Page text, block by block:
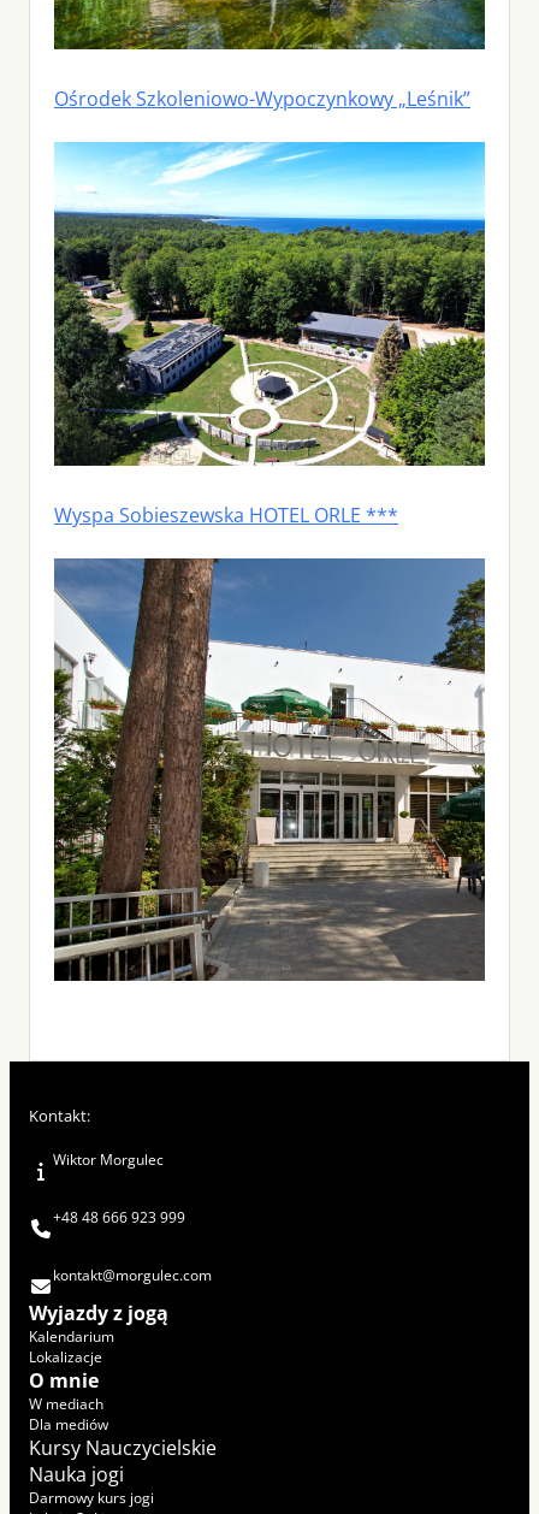
Ośrodek Szkoleniowo-Wypoczynkowy „Leśnik”
Wyspa Sobieszewska HOTEL ORLE ***
Kontakt:
Wiktor Morgulec
+48 48 666 923 999
kontakt@morgulec.com
Wyjazdy z jogą
Kalendarium
Lokalizacje
O mnie
W mediach
Dla mediów
Kursy Nauczycielskie
Nauka jogi
Darmowy kurs jogi